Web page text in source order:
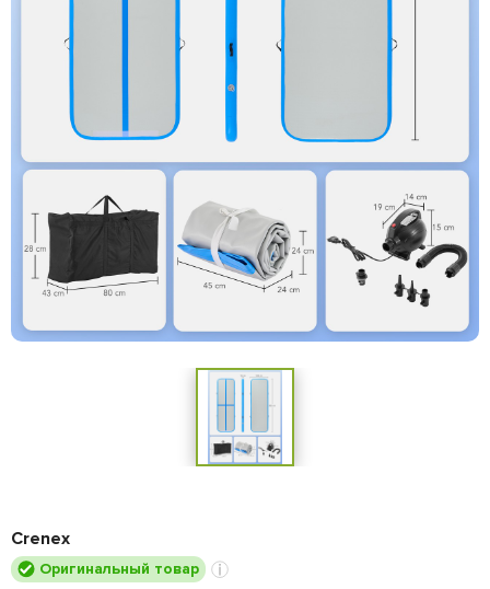
Crenex
Оригинальный товар